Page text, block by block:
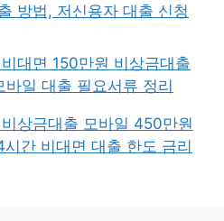
방법, 저신용자 대출 신청
대면 150만원 비상금대출
바일 대출 필요서류 정리
상금대출 모바일 450만원
간 비대면 대출 한도 금리